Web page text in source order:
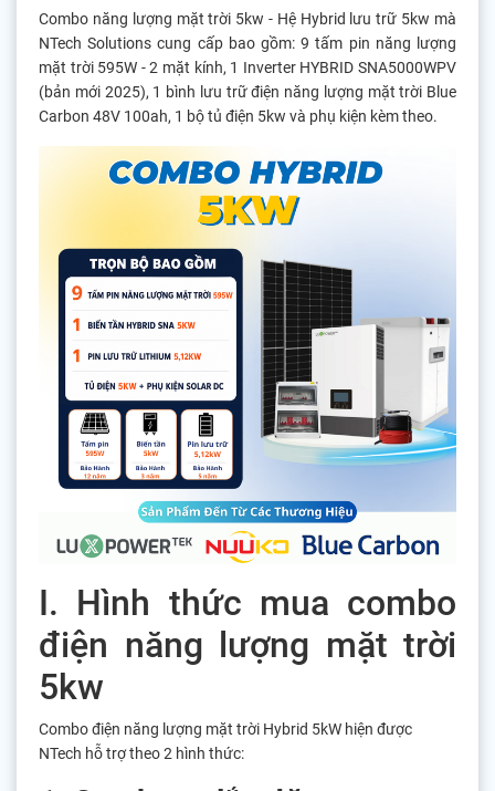
Combo năng lượng mặt trời 5kw - Hệ Hybrid lưu trữ 5kw mà
NTech Solutions cung cấp bao gồm: 9 tấm pin năng lượng
mặt trời 595W - 2 mặt kính, 1 Inverter HYBRID SNA5000WPV
(bản mới 2025), 1 bình lưu trữ điện năng lượng mặt trời Blue
Carbon 48V 100ah, 1 bộ tủ điện 5kw và phụ kiện kèm theo.
I. Hình thức mua combo
điện năng lượng mặt trời
5kw
Combo điện năng lượng mặt trời Hybrid 5kW hiện được
NTech hỗ trợ theo 2 hình thức: